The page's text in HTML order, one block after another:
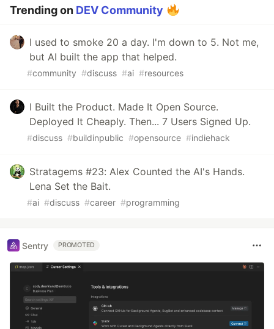
Trending on DEV Community
I used to smoke 20 a day. I'm down to 5. Not me,
but AI built the app that helped.
#community #discuss #ai #resources
I Built the Product. Made It Open Source.
Deployed It Cheaply. Then... 7 Users Signed Up.
#discuss #buildinpublic #opensource #indiehack
Stratagems #23: Alex Counted the AI's Hands.
Lena Set the Bait.
#ai #discuss #career #programming
Sentry PROMOTED